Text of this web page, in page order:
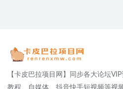
【卡皮巴拉项目网】同步各大论坛
教程、自媒体、抖音快手短视频等视